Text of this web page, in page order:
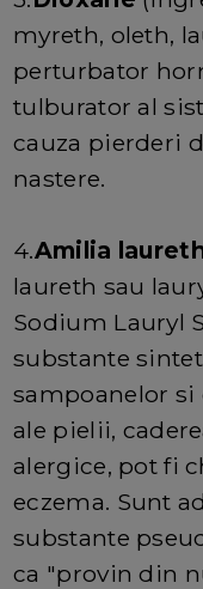
myreth, oleth,
perturbator
tulburator al
cauza pierderi
nastere.
4.Amilia
laureth sau
Sodium Lauryl
substante
sampoanelor si
ale pielii,
alergice, pot fi
eczema. Sunt
substante
ca "provin din